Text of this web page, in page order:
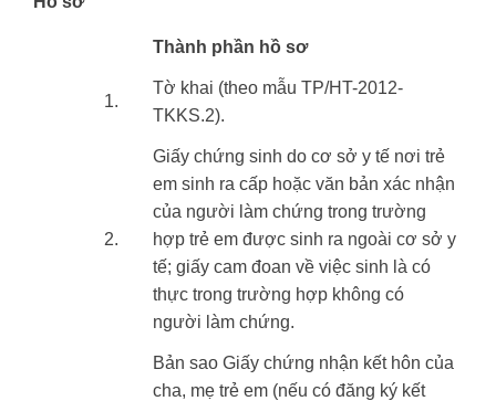
​Thành phần hồ sơ
​1.
Tờ khai (theo mẫu TP/HT-2012-
TKKS.2).
​2.
Giấy chứng sinh do cơ sở y tế nơi trẻ
em sinh ra cấp hoặc văn bản xác nhận
của người làm chứng trong trường
hợp trẻ em được sinh ra ngoài cơ sở y
tế; giấy cam đoan về việc sinh là có
thực trong trường hợp không có
người làm chứng.
Bản sao Giấy chứng nhận kết hôn của
cha, mẹ trẻ em (nếu có đăng ký kết